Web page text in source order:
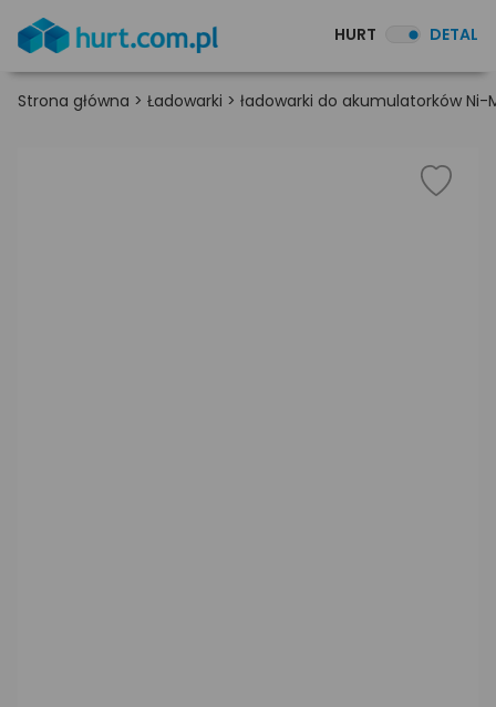
HURT DETAL
Strona główna > Ładowarki > ładowarki do akumulatorków Ni-